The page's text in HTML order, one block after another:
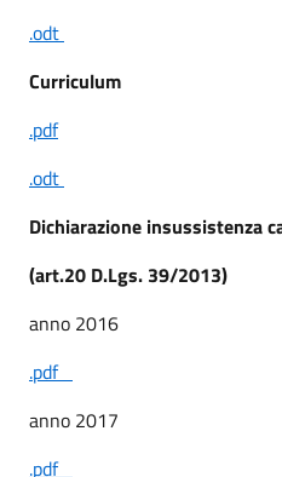
.odt
Curriculum
.pdf
.odt
Dichiarazione insussistenza
(art.20 D.Lgs. 39/2013)
anno 2016
.pdf
anno 2017
.pdf